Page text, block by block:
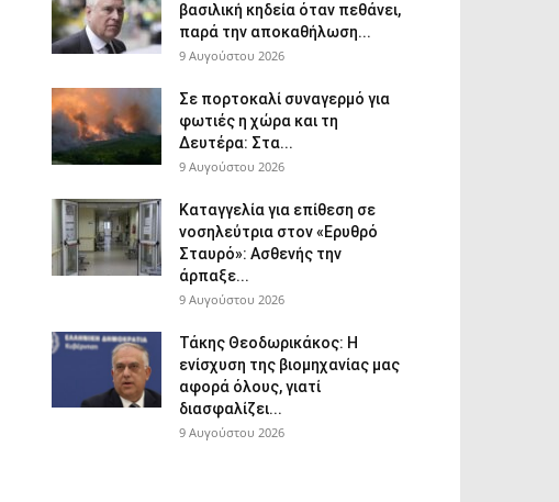
βασιλική κηδεία όταν πεθάνει,
παρά την αποκαθήλωση...
9 Αυγούστου 2026
Σε πορτοκαλί συναγερμό για
φωτιές η χώρα και τη
Δευτέρα: Στα...
9 Αυγούστου 2026
Καταγγελία για επίθεση σε
νοσηλεύτρια στον «Ερυθρό
Σταυρό»: Ασθενής την
άρπαξε...
9 Αυγούστου 2026
Τάκης Θεοδωρικάκος: Η
ενίσχυση της βιομηχανίας μας
αφορά όλους, γιατί
διασφαλίζει...
9 Αυγούστου 2026